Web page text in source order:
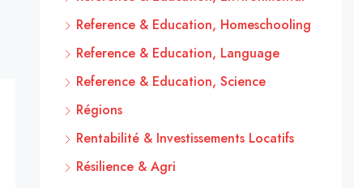
Reference & Education, Homeschooling
Reference & Education, Language
Reference & Education, Science
Régions
Rentabilité & Investissements Locatifs
Résilience & Agri